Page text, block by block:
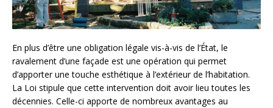
En plus d’être une obligation légale vis-à-vis de l’État, le
ravalement d’une façade est une opération qui permet
d’apporter une touche esthétique à l’extérieur de l’habitation.
La Loi stipule que cette intervention doit avoir lieu toutes les
décennies. Celle-ci apporte de nombreux avantages au